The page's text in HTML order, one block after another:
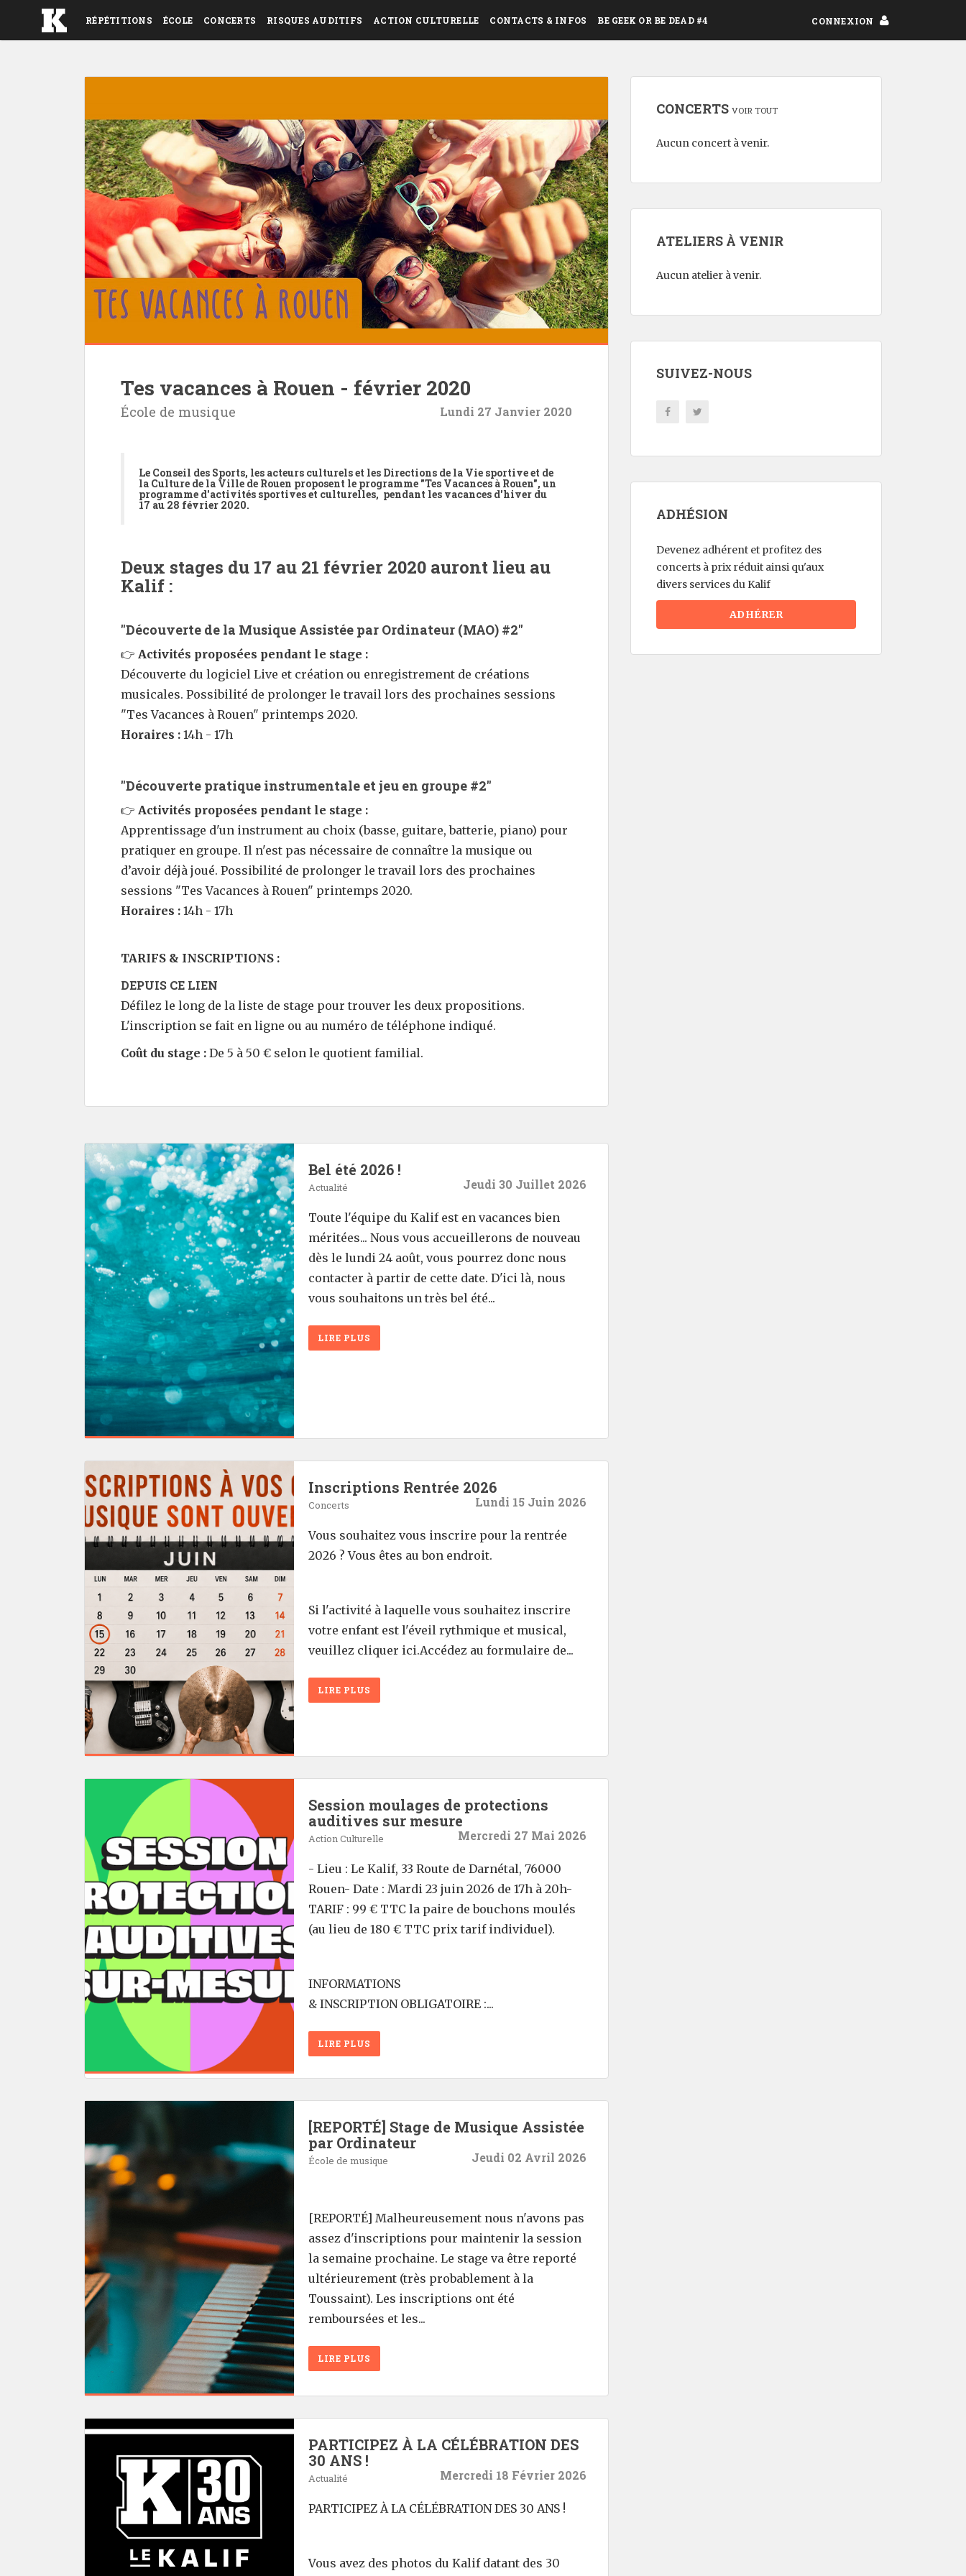
RÉPÉTITIONS ÉCOLE CONCERTS RISQUES AUDITIFS ACTION CULTURELLE CONTACTS & INFOS BE GEEK OR BE DEAD #4 CONNEXION
Tes vacances à Rouen - février 2020
École de musique Lundi 27 Janvier 2020
Le Conseil des Sports, les acteurs culturels et les Directions de la Vie sportive et de
la Culture de la Ville de Rouen proposent le programme "Tes Vacances à Rouen", un
programme d'activités sportives et culturelles, pendant les vacances d'hiver du
17 au 28 février 2020.
Deux stages du 17 au 21 février 2020 auront lieu au
Kalif :
"Découverte de la Musique Assistée par Ordinateur (MAO) #2"
👉 Activités proposées pendant le stage :
Découverte du logiciel Live et création ou enregistrement de créations
musicales. Possibilité de prolonger le travail lors des prochaines sessions
"Tes Vacances à Rouen" printemps 2020.
Horaires : 14h - 17h
"Découverte pratique instrumentale et jeu en groupe #2"
👉 Activités proposées pendant le stage :
Apprentissage d'un instrument au choix (basse, guitare, batterie, piano) pour
pratiquer en groupe. Il n'est pas nécessaire de connaître la musique ou
d’avoir déjà joué. Possibilité de prolonger le travail lors des prochaines
sessions "Tes Vacances à Rouen" printemps 2020.
Horaires : 14h - 17h
TARIFS & INSCRIPTIONS :
DEPUIS CE LIEN
Défilez le long de la liste de stage pour trouver les deux propositions.
L'inscription se fait en ligne ou au numéro de téléphone indiqué.
Coût du stage : De 5 à 50 € selon le quotient familial.
Bel été 2026 !
Actualité Jeudi 30 Juillet 2026
Toute l'équipe du Kalif est en vacances bien
méritées... Nous vous accueillerons de nouveau
dès le lundi 24 août, vous pourrez donc nous
contacter à partir de cette date. D'ici là, nous
vous souhaitons un très bel été...
LIRE PLUS
Inscriptions Rentrée 2026
Concerts Lundi 15 Juin 2026
Vous souhaitez vous inscrire pour la rentrée
2026 ? Vous êtes au bon endroit.
Si l'activité à laquelle vous souhaitez inscrire
votre enfant est l'éveil rythmique et musical,
veuillez cliquer ici.Accédez au formulaire de...
LIRE PLUS
Session moulages de protections
auditives sur mesure
Action Culturelle Mercredi 27 Mai 2026
- Lieu : Le Kalif, 33 Route de Darnétal, 76000
Rouen- Date : Mardi 23 juin 2026 de 17h à 20h-
TARIF : 99 € TTC la paire de bouchons moulés
(au lieu de 180 € TTC prix tarif individuel).
INFORMATIONS
& INSCRIPTION OBLIGATOIRE :...
LIRE PLUS
[REPORTÉ] Stage de Musique Assistée
par Ordinateur
École de musique Jeudi 02 Avril 2026
[REPORTÉ] Malheureusement nous n'avons pas
assez d'inscriptions pour maintenir la session
la semaine prochaine. Le stage va être reporté
ultérieurement (très probablement à la
Toussaint). Les inscriptions ont été
remboursées et les...
LIRE PLUS
PARTICIPEZ À LA CÉLÉBRATION DES
30 ANS !
Actualité Mercredi 18 Février 2026
PARTICIPEZ À LA CÉLÉBRATION DES 30 ANS !
Vous avez des photos du Kalif datant des 30
CONCERTS VOIR TOUT
Aucun concert à venir.
ATELIERS À VENIR
Aucun atelier à venir.
SUIVEZ-NOUS
ADHÉSION
Devenez adhérent et profitez des
concerts à prix réduit ainsi qu'aux
divers services du Kalif